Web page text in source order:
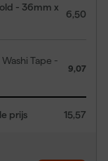
- 36mm x
6,50
Tape -
9,07
prijs 15,57